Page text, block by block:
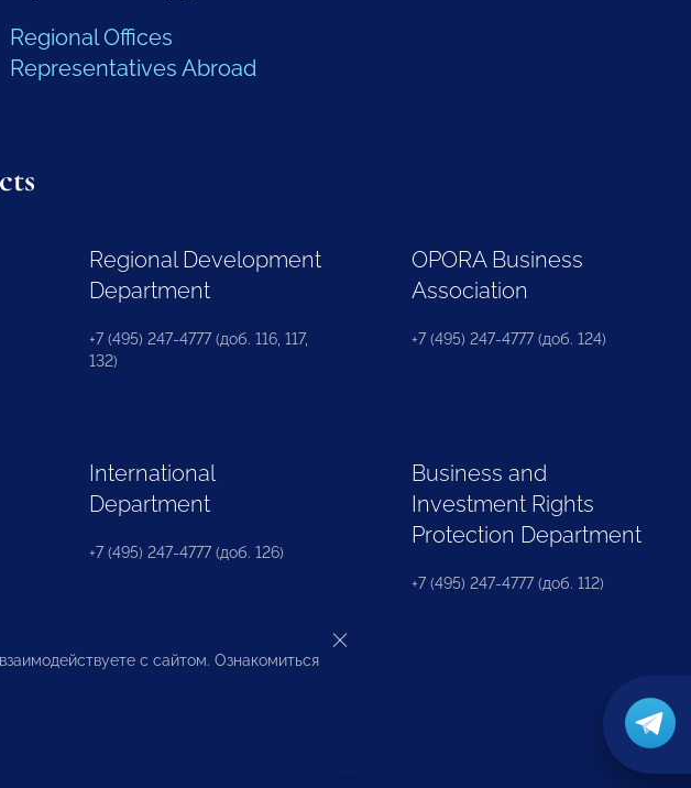
Regional Offices
Representatives Abroad
Regional Development
Department
+7 (495) 247-4777 (доб. 116, 117,
132)
OPORA Business
Association
+7 (495) 247-4777 (доб. 124)
International
Department
+7 (495) 247-4777 (доб. 126)
Business and
Investment Rights
Protection Department
+7 (495) 247-4777 (доб. 112)
с сайтом. Ознакомиться